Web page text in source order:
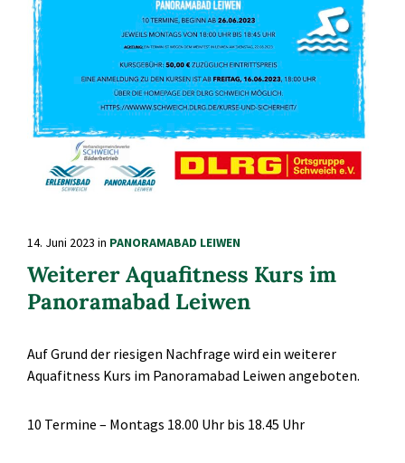
14. Juni 2023 in PANORAMABAD LEIWEN
Weiterer Aquafitness Kurs im
Panoramabad Leiwen
Auf Grund der riesigen Nachfrage wird ein weiterer
Aquafitness Kurs im Panoramabad Leiwen angeboten.
10 Termine – Montags 18.00 Uhr bis 18.45 Uhr